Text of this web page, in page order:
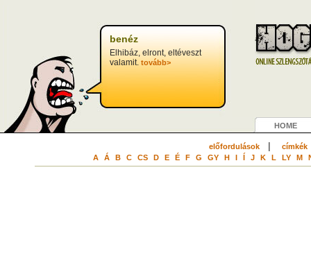
benéz
Elhibáz, elront, eltéveszt
valamit. tovább>
HOME
előfordulások| címkék
A Á B C CS D E É F G GY H I Í J K L LY M